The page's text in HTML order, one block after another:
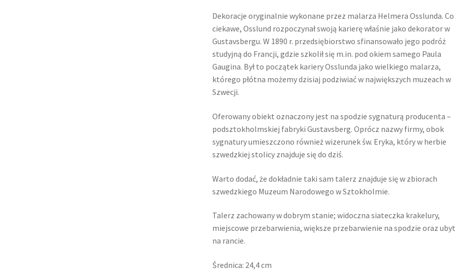
Dekoracje oryginalnie wykonane przez malarza Helmera Osslunda. Co
ciekawe, Osslund rozpoczynał swoją karierę właśnie jako dekorator w
Gustavsbergu. W 1890 r. przedsiębiorstwo sfinansowało jego podróż
studyjną do Francji, gdzie szkolił się m.in. pod okiem samego Paula
Gaugina. Był to początek kariery Osslunda jako wielkiego malarza,
którego płótna możemy dzisiaj podziwiać w największych muzeach w
Szwecji.
Oferowany obiekt oznaczony jest na spodzie sygnaturą producenta –
podsztokholmskiej fabryki Gustavsberg. Oprócz nazwy firmy, obok
sygnatury umieszczono również wizerunek św. Eryka, który w herbie
szwedzkiej stolicy znajduje się do dziś.
Warto dodać, że dokładnie taki sam talerz znajduje się w zbiorach
szwedzkiego Muzeum Narodowego w Sztokholmie.
Talerz zachowany w dobrym stanie; widoczna siateczka krakelury,
miejscowe przebarwienia, większe przebarwienie na spodzie oraz
na rancie.
Średnica: 24,4 cm